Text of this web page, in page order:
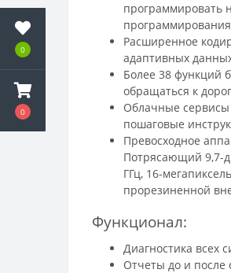
0
0
программировать
Расширенное
адаптивных
Более 38 функций
обращаться к
Облачные
пошаговые
Превосходное
Потрясающий 9,7-
ГГц, 16-
прорезиненной
Функционал:
Диагностика всех
Отчеты до и после